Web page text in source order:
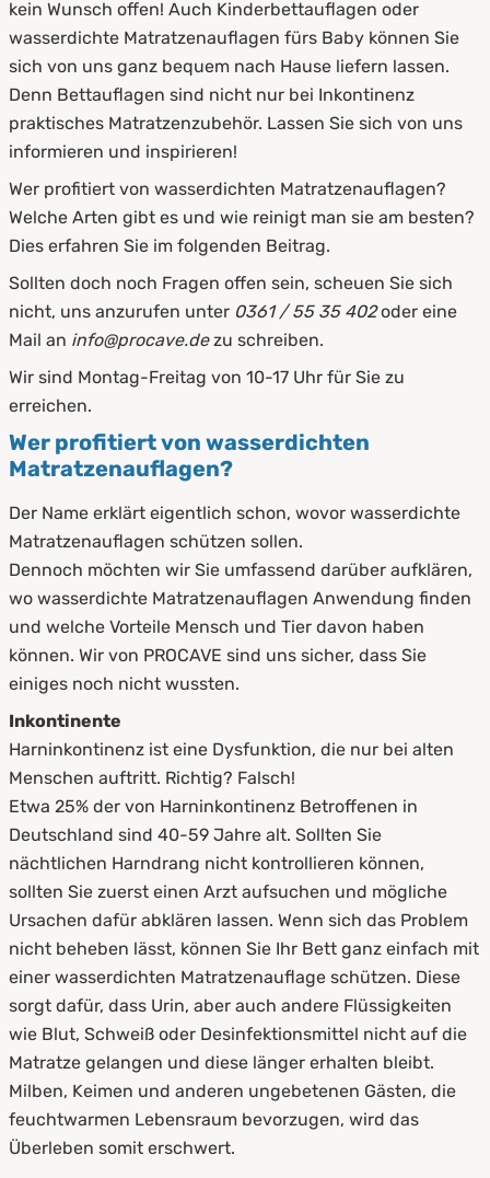
6. Unterschied zwischen Topper &
wasserdichten Matratzenauflagen
7. Wasserdichte Matratzenauflagen als Schutz
vor Flüssigkeiten
8. Pflege und Reinigung von wasserdichten
Matratzenauflagen
8.2 Waschen
kein Wunsch offen! Auch Kinderbettauflagen oder
wasserdichte Matratzenauflagen fürs Baby können Sie
sich von uns ganz bequem nach Hause liefern lassen.
Denn Bettauflagen sind nicht nur bei Inkontinenz
praktisches Matratzenzubehör. Lassen Sie sich von uns
informieren und inspirieren!
Wer profitiert von wasserdichten Matratzenauflagen?
Welche Arten gibt es und wie reinigt man sie am besten?
Dies erfahren Sie im folgenden Beitrag.
Sollten doch noch Fragen offen sein, scheuen Sie sich
nicht, uns anzurufen unter 0361 / 55 35 402oder eine
Mail an info@procave.dezu schreiben.
Wir sind Montag-Freitag von 10-17 Uhr für Sie zu
erreichen.
Wer profitiert von wasserdichten
Matratzenauflagen?
Der Name erklärt eigentlich schon, wovor wasserdichte
Matratzenauflagen schützen sollen.
Dennoch möchten wir Sie umfassend darüber aufklären,
wo wasserdichte Matratzenauflagen Anwendung finden
und welche Vorteile Mensch und Tier davon haben
können. Wir von PROCAVE sind uns sicher, dass Sie
einiges noch nicht wussten.
Inkontinente
Harninkontinenz ist eine Dysfunktion, die nur bei alten
Menschen auftritt. Richtig? Falsch!
Etwa 25% der von Harninkontinenz Betroffenen in
Deutschland sind 40-59 Jahre alt. Sollten Sie
nächtlichen Harndrang nicht kontrollieren können,
sollten Sie zuerst einen Arzt aufsuchen und mögliche
Ursachen dafür abklären lassen. Wenn sich das Problem
nicht beheben lässt, können Sie Ihr Bett ganz einfach mit
einer wasserdichten Matratzenauflage schützen. Diese
sorgt dafür, dass Urin, aber auch andere Flüssigkeiten
wie Blut, Schweiß oder Desinfektionsmittel nicht auf die
Matratze gelangen und diese länger erhalten bleibt.
Milben, Keimen und anderen ungebetenen Gästen, die
feuchtwarmen Lebensraum bevorzugen, wird das
Überleben somit erschwert.